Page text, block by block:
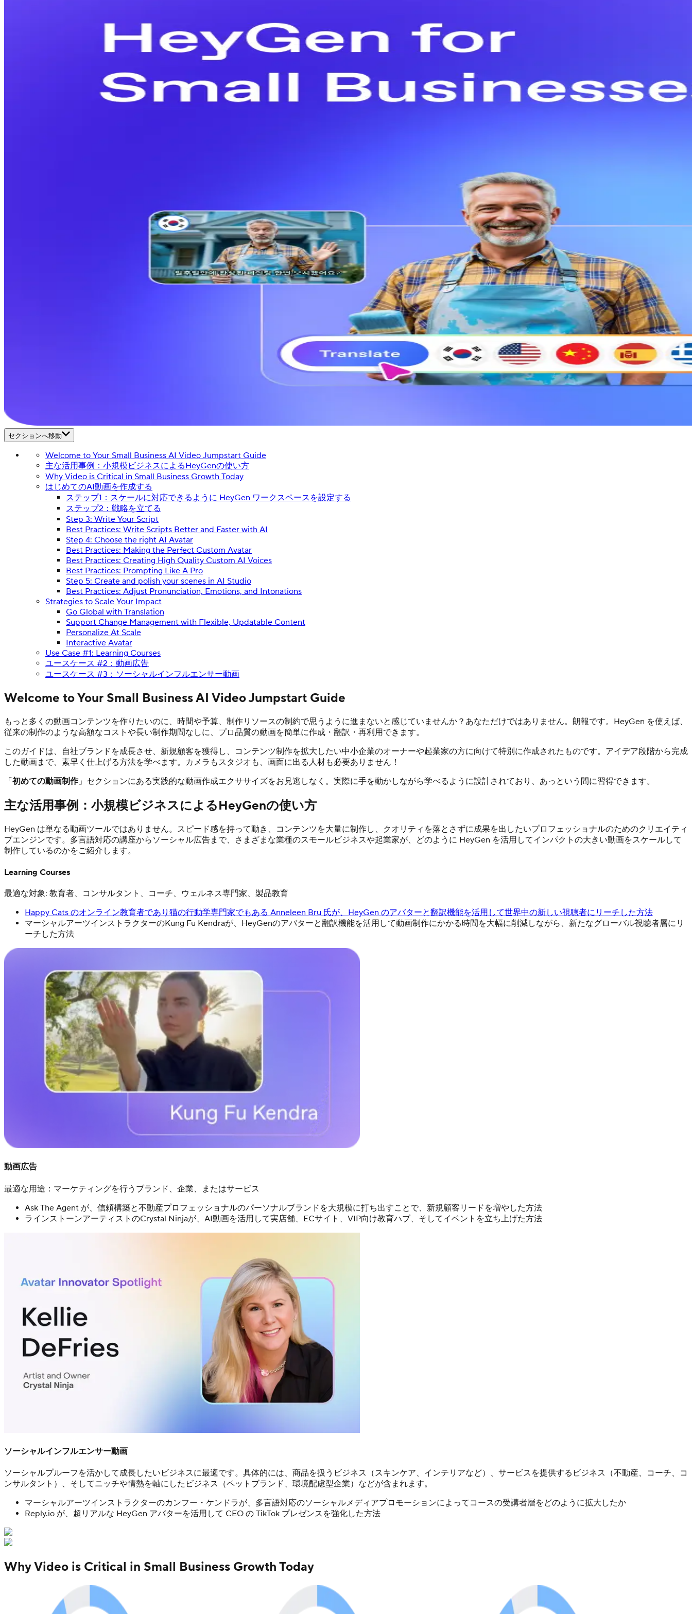
セクションへ移動
Welcome to Your Small Business AI Video Jumpstart Guide
主な活用事例：小規模ビジネスによるHeyGenの使い方
Why Video is Critical in Small Business Growth Today
はじめてのAI動画を作成する
ステップ1：スケールに対応できるように HeyGen ワークスペースを設定する
ステップ2：戦略を立てる
Step 3: Write Your Script
Best Practices: Write Scripts Better and Faster with AI
Step 4: Choose the right AI Avatar
Best Practices: Making the Perfect Custom Avatar
Best Practices: Creating High Quality Custom AI Voices
Best Practices: Prompting Like A Pro
Step 5: Create and polish your scenes in AI Studio
Best Practices: Adjust Pronunciation, Emotions, and Intonations
Strategies to Scale Your Impact
Go Global with Translation
Support Change Management with Flexible, Updatable Content
Personalize At Scale
Interactive Avatar
Use Case #1: Learning Courses
ユースケース #2：動画広告
ユースケース #3：ソーシャルインフルエンサー動画
Welcome to Your Small Business AI Video Jumpstart Guide
もっと多くの動画コンテンツを作りたいのに、時間や予算、制作リソースの制約で思うように進まないと感じていませんか？あなただけではありません。朗報です。HeyGen を使えば、
従来の制作のような高額なコストや長い制作期間なしに、プロ品質の動画を簡単に作成・翻訳・再利用できます。
このガイドは、自社ブランドを成長させ、新規顧客を獲得し、コンテンツ制作を拡大したい中小企業のオーナーや起業家の方に向けて特別に作成されたものです。アイデア段階から完成
した動画まで、素早く仕上げる方法を学べます。カメラもスタジオも、画面に出る人材も必要ありません！
「初めての動画制作」セクションにある実践的な動画作成エクササイズをお見逃しなく。実際に手を動かしながら学べるように設計されており、あっという間に習得できます。
主な活用事例：小規模ビジネスによるHeyGenの使い方
HeyGen は単なる動画ツールではありません。スピード感を持って動き、コンテンツを大量に制作し、クオリティを落とさずに成果を出したいプロフェッショナルのためのクリエイティ
ブエンジンです。多言語対応の講座からソーシャル広告まで、さまざまな業種のスモールビジネスや起業家が、どのように HeyGen を活用してインパクトの大きい動画をスケールして
制作しているのかをご紹介します。
Learning Courses
最適な対象: 教育者、コンサルタント、コーチ、ウェルネス専門家、製品教育
Happy Cats のオンライン教育者であり猫の行動学専門家でもある Anneleen Bru 氏が、HeyGen のアバターと翻訳機能を活用して世界中の新しい視聴者にリーチした方法
マーシャルアーツインストラクターのKung Fu Kendraが、HeyGenのアバターと翻訳機能を活用して動画制作にかかる時間を大幅に削減しながら、新たなグローバル視聴者層にリ
ーチした方法
動画広告
最適な用途：マーケティングを行うブランド、企業、またはサービス
Ask The Agent が、信頼構築と不動産プロフェッショナルのパーソナルブランドを大規模に打ち出すことで、新規顧客リードを増やした方法
ラインストーンアーティストのCrystal Ninjaが、AI動画を活用して実店舗、ECサイト、VIP向け教育ハブ、そしてイベントを立ち上げた方法
ソーシャルインフルエンサー動画
ソーシャルプルーフを活かして成長したいビジネスに最適です。具体的には、商品を扱うビジネス（スキンケア、インテリアなど）、サービスを提供するビジネス（不動産、コーチ、コ
ンサルタント）、そしてニッチや情熱を軸にしたビジネス（ペットブランド、環境配慮型企業）などが含まれます。
マーシャルアーツインストラクターのカンフー・ケンドラが、多言語対応のソーシャルメディアプロモーションによってコースの受講者層をどのように拡大したか
Reply.io が、超リアルな HeyGen アバターを活用して CEO の TikTok プレゼンスを強化した方法
Why Video is Critical in Small Business Growth Today